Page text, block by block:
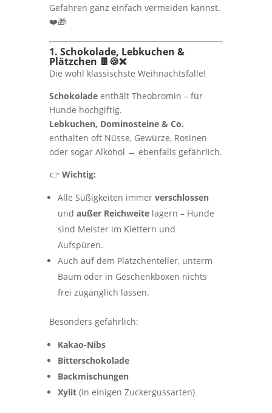
Gefahren ganz einfach vermeiden kannst.
❤️🎁
1. Schokolade, Lebkuchen &
Plätzchen 🍫🍪❌
Die wohl klassischste Weihnachtsfalle!
Schokoladeenthält Theobromin – für
Hunde hochgiftig.
Lebkuchen, Dominosteine & Co.
enthalten oft Nüsse, Gewürze, Rosinen
oder sogar Alkohol → ebenfalls gefährlich.
👉 Wichtig:
Alle Süßigkeiten immer verschlossen
und außer Reichweitelagern – Hunde
sind Meister im Klettern und
Aufspüren.
Auch auf dem Plätzchenteller, unterm
Baum oder in Geschenkboxen nichts
frei zugänglich lassen.
Besonders gefährlich:
Kakao-Nibs
Bitterschokolade
Backmischungen
Xylit(in einigen Zuckergussarten)